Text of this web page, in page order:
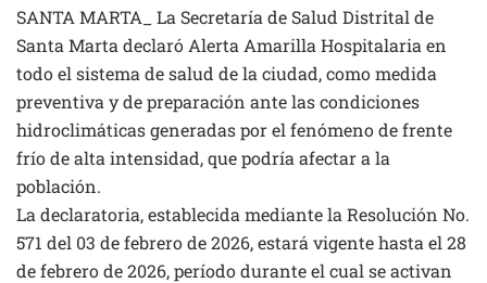
SANTA MARTA_ La Secretaría de Salud Distrital de
Santa Marta declaró Alerta Amarilla Hospitalaria en
todo el sistema de salud de la ciudad, como medida
preventiva y de preparación ante las condiciones
hidroclimáticas generadas por el fenómeno de frente
frío de alta intensidad, que podría afectar a la
población.
La declaratoria, establecida mediante la Resolución No.
571 del 03 de febrero de 2026, estará vigente hasta el 28
de febrero de 2026, período durante el cual se activan